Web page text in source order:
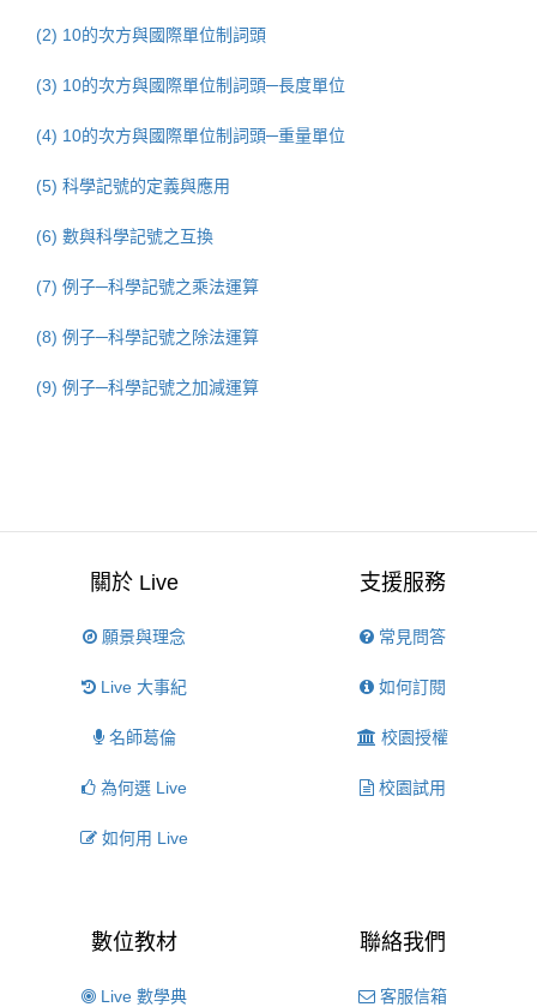
(2) 10的次方與國際單位制詞頭
(3) 10的次方與國際單位制詞頭─長度單位
(4) 10的次方與國際單位制詞頭─重量單位
(5) 科學記號的定義與應用
(6) 數與科學記號之互換
(7) 例子─科學記號之乘法運算
(8) 例子─科學記號之除法運算
(9) 例子─科學記號之加減運算
關於 Live
願景與理念
Live 大事紀
名師葛倫
為何選 Live
如何用 Live
支援服務
常見問答
如何訂閱
校園授權
校園試用
數位教材
Live 數學典
聯絡我們
客服信箱